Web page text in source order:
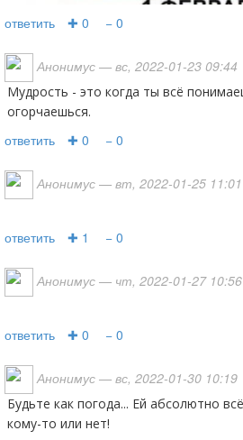
ответить ✚ 0 − 0
Анонимус — вс, 2022-01-23 09:44
Мудрость - это когда ты всё понимаешь, но уже не
огорчаешься.
ответить ✚ 0 − 0
Анонимус — вт, 2022-01-25 11:01
ответить ✚ 1 − 0
Анонимус — чт, 2022-01-27 10:56
ответить ✚ 0 − 0
Анонимус — вс, 2022-01-30 10:19
Будьте как погода... Ей абсолютно всё равно, нравится она
кому-то или нет!